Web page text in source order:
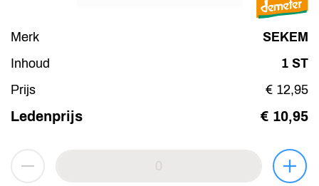
Merk
SEKEM
Inhoud
1 ST
Prijs
€ 12,95
Ledenprijs € 10,95